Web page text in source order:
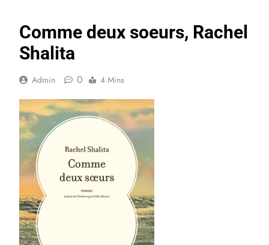
Comme deux soeurs, Rachel
Shalita
Admin 0 4 Mins